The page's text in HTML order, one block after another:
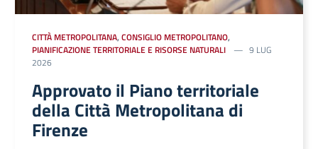
CITTÀ METROPOLITANA, CONSIGLIO METROPOLITANO,
PIANIFICAZIONE TERRITORIALE E RISORSE NATURALI
9 LUG
2026
Approvato il Piano territoriale
della Città Metropolitana di
Firenze